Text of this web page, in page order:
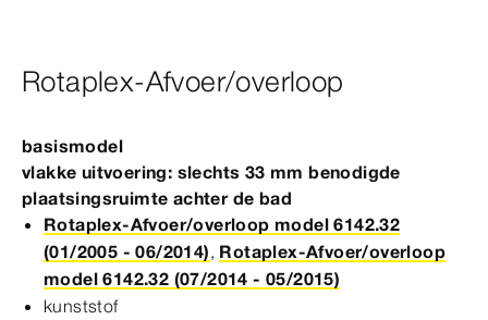
Rotaplex-Afvoer/overloop
basismodel
vlakke uitvoering: slechts 33 mm benodigde
plaatsingsruimte achter de bad
Rotaplex-Afvoer/overloop model 6142.32
(01/2005 - 06/2014), Rotaplex-Afvoer/overloop
model 6142.32 (07/2014 - 05/2015)
kunststof